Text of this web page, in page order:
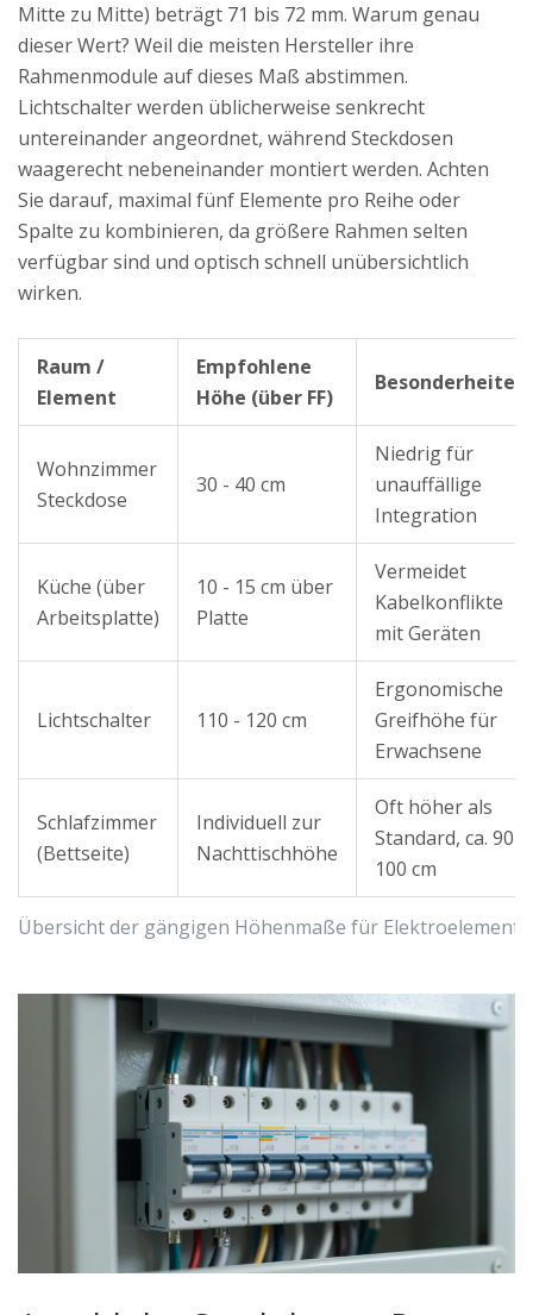
Mitte zu Mitte) beträgt 71 bis 72 mm. Warum genau
dieser Wert? Weil die meisten Hersteller ihre
Rahmenmodule auf dieses Maß abstimmen.
Lichtschalter werden üblicherweise senkrecht
untereinander angeordnet, während Steckdosen
waagerecht nebeneinander montiert werden. Achten
Sie darauf, maximal fünf Elemente pro Reihe oder
Spalte zu kombinieren, da größere Rahmen selten
verfügbar sind und optisch schnell unübersichtlich
wirken.
Übersicht der gängigen Höhenmaße für Elektroelemente
Raum /
Element
Empfohlene
Höhe (über FF)
Besonderheiten
Wohnzimmer
Steckdose
30 - 40 cm
Niedrig für
unauffällige
Integration
Küche (über
Arbeitsplatte)
10 - 15 cm über
Platte
Vermeidet
Kabelkonflikte
mit Geräten
Lichtschalter 110 - 120 cm
Ergonomische
Greifhöhe für
Erwachsene
Schlafzimmer
(Bettseite)
Individuell zur
Nachttischhöhe
Oft höher als
Standard, ca. 90-
100 cm